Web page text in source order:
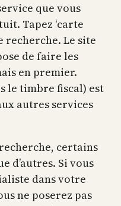
que vous
Tapez ‘carte
recherche. Le site
de faire les
en premier.
le timbre fiscal) est
autres services
certains
d’autres. Si vous
dans votre
ne poserez pas